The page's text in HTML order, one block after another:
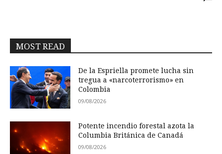
MOST READ
De la Espriella promete lucha sin
tregua a «narcoterrorismo» en
Colombia
09/08/2026
Potente incendio forestal azota la
Columbia Británica de Canadá
09/08/2026